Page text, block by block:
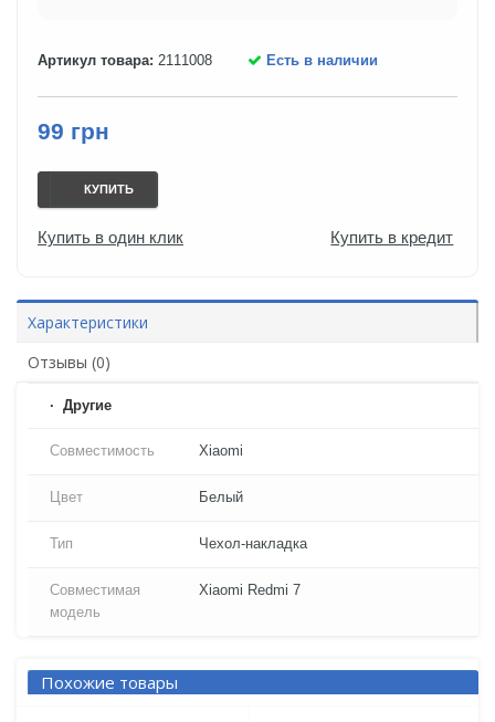
Артикул товара: 2111008 Есть в наличии
99 грн
КУПИТЬ
Купить в один клик Купить в кредит
Характеристики
Отзывы (0)
Другие
Совместимость Xiaomi
Цвет Белый
Тип Чехол-накладка
Совместимая
модель
Xiaomi Redmi 7
Похожие товары